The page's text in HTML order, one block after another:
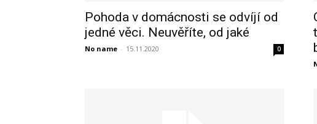
Pohoda v domácnosti se odvíjí od
jedné věci. Neuvěříte, od jaké
No name - 15.11.2020 0